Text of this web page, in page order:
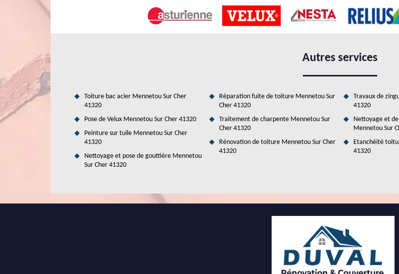
Lorsqu'il s'agit d'isoler vos combles, faites confiance à une équipe d'experts dévoués prête à répondre à tous vos besoins.
chaque étape de votre projet d'isolation de combles de toiture. Nous nous engageons à vous fournir des
assuré que votre isolation de combles sera réalisée avec précision et soin.
Duval Rénovation & Couverture: Expert en isolation de combles à proximité
Autres services
Toiture bac acier Mennetou Sur Cher
41320
Pose de Velux Mennetou Sur Cher 41320
Peinture sur tuile Mennetou Sur Cher
41320
Nettoyage et pose de gouttière Mennetou
Sur Cher 41320
Réparation fuite de toiture Mennetou Sur
Cher 41320
Traitement de charpente Mennetou Sur
Cher 41320
Rénovation de toiture Mennetou Sur Cher
41320
Travaux de
41320
Nettoyage et
Mennetou Sur
Etanchéité
41320